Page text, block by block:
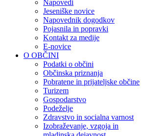
Napovedi
Jeseniške novice
Napovednik dogodkov
Pojasnila in popravki
Kontakt za medije
E-novice
O OBČINI
Podatki o občini
Občinska priznanja
Pobratene in prijateljske občine
Turizem
Gospodarstvo
Podeželje
Zdravstvo in socialna varnost
Izobraževanje, vzgoja in